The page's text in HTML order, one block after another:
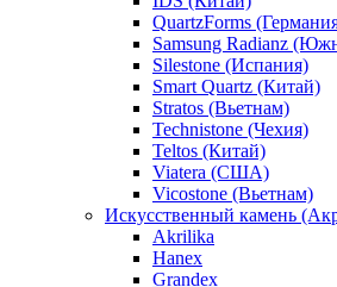
QuartzForms
Samsung Radianz
Silestone (Испания)
Smart Quartz (Китай)
Stratos (Вьетнам)
Technistone (Чехия)
Teltos (Китай)
Viatera (США)
Vicostone (Вьетнам)
Искусственный камень
Akrilika
Hanex
Grandex